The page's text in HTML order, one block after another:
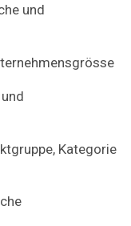
und
Kategorie